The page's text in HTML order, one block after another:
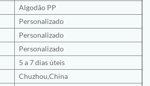
Algodão PP
Personalizado
Personalizado
Personalizado
5 a 7 dias úteis
Chuzhou,China